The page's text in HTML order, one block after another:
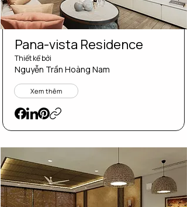
Pana-vista Residence
Thiết kể bởi
Nguyễn Trần Hoàng Nam
Xem thêm